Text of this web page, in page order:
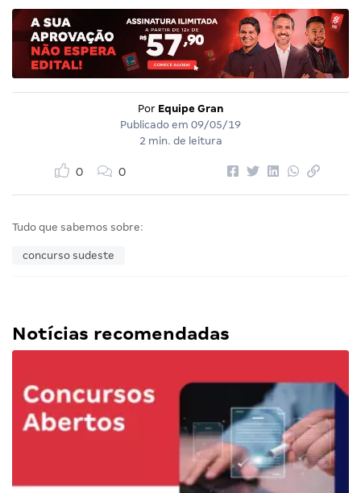
Por Equipe Gran
Publicado em 09/05/19
2 min. de leitura
0 0
Tudo que sabemos sobre:
concurso sudeste
Notícias recomendadas